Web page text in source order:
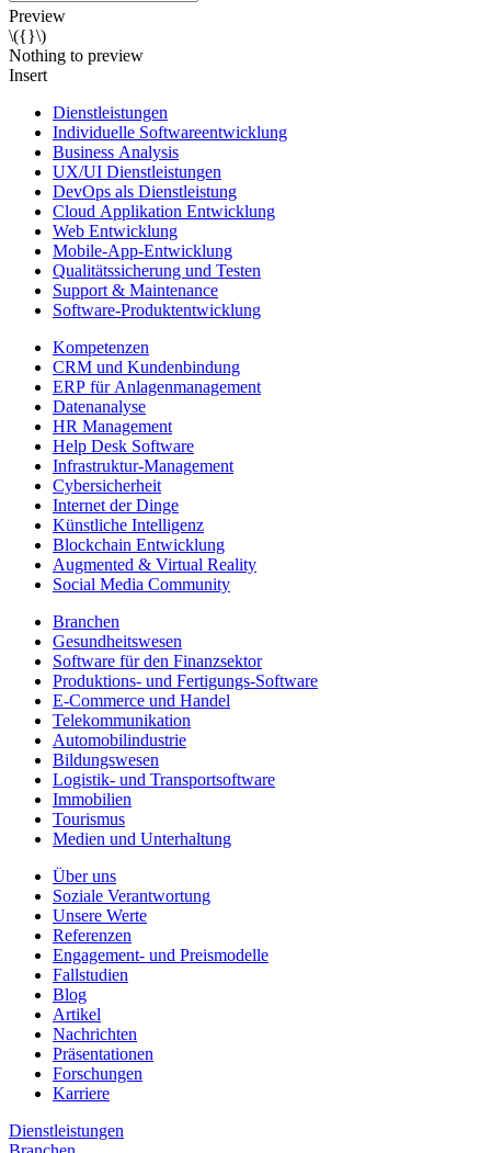
Preview
\({}\)
Nothing to preview
Insert
Dienstleistungen
Individuelle Softwareentwicklung
Business Analysis
UX/UI Dienstleistungen
DevOps als Dienstleistung
Cloud Applikation Entwicklung
Web Entwicklung
Mobile-App-Entwicklung
Qualitätssicherung und Testen
Support & Maintenance
Software-Produktentwicklung
Kompetenzen
CRM und Kundenbindung
ERP für Anlagenmanagement
Datenanalyse
HR Management
Help Desk Software
Infrastruktur-Management
Cybersicherheit
Internet der Dinge
Künstliche Intelligenz
Blockchain Entwicklung
Augmented & Virtual Reality
Social Media Community
Branchen
Gesundheitswesen
Software für den Finanzsektor
Produktions- und Fertigungs-Software
E-Commerce und Handel
Telekommunikation
Automobilindustrie
Bildungswesen
Logistik- und Transportsoftware
Immobilien
Tourismus
Medien und Unterhaltung
Über uns
Soziale Verantwortung
Unsere Werte
Referenzen
Engagement- und Preismodelle
Fallstudien
Blog
Artikel
Nachrichten
Präsentationen
Forschungen
Karriere
Dienstleistungen